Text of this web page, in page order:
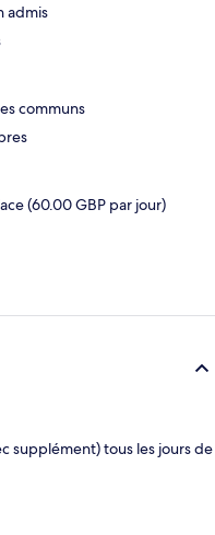
admis
communs
(60.00 GBP par jour)
supplément) tous les jours de